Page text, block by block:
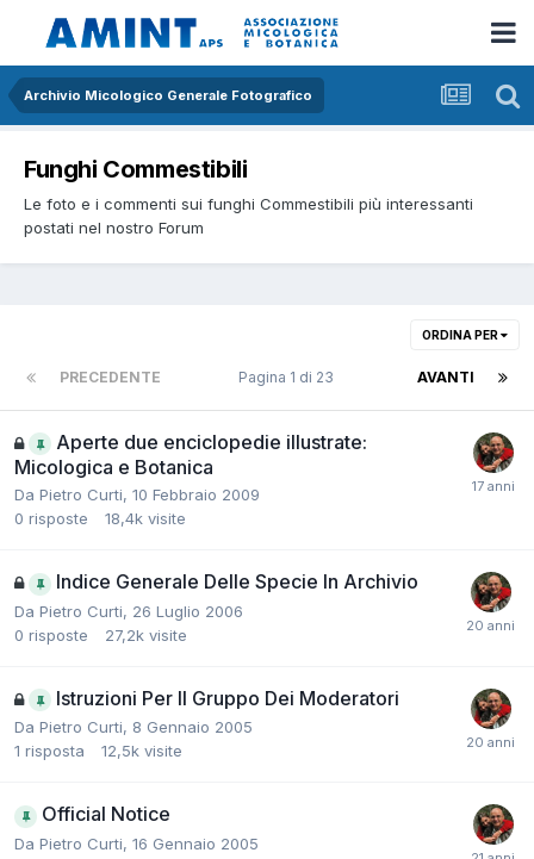
Archivio Micologico Generale Fotografico
Funghi Commestibili
Le foto e i commenti sui funghi Commestibili più interessanti
postati nel nostro Forum
ORDINA PER
PRECEDENTE AVANTI
Pagina 1 di 23
Aperte due enciclopedie illustrate:
Micologica e Botanica
Da Pietro Curti, 10 Febbraio 2009
0 risposte 18,4k visite
Indice Generale Delle Specie In Archivio
Da Pietro Curti, 26 Luglio 2006
0 risposte 27,2k visite
Istruzioni Per Il Gruppo Dei Moderatori
Da Pietro Curti, 8 Gennaio 2005
1 risposta 12,5k visite
Official Notice
Da Pietro Curti, 16 Gennaio 2005